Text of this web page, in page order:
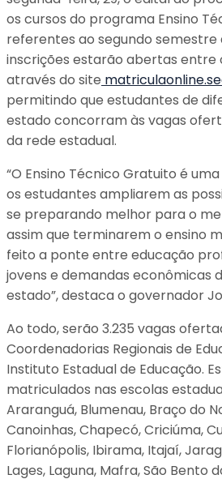
os cursos do programa Ensino
referentes ao segundo semestre
inscrições estarão abertas entre
através do site
permitindo que estudantes de
estado concorram às vagas
da rede estadual.
“O Ensino Técnico Gratuito é
os estudantes ampliarem as
se preparando melhor para o
assim que terminarem o ensino
feito a ponte entre educação
jovens e demandas econômicas
estado”, destaca o governador
Ao todo, serão 3.235 vagas
Coordenadorias Regionais de
Instituto Estadual de Educação.
matriculados nas escolas
Araranguá, Blumenau, Braço do
Canoinhas, Chapecó, Criciúma,
Florianópolis, Ibirama, Itajaí,
Lages, Laguna, Mafra, São Bento